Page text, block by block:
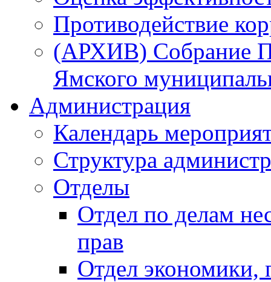
Противодействие
(АРХИВ) Собрание
Ямского
Администрация
Календарь
Структура
Отделы
Отдел по делам
прав
Отдел экономики,